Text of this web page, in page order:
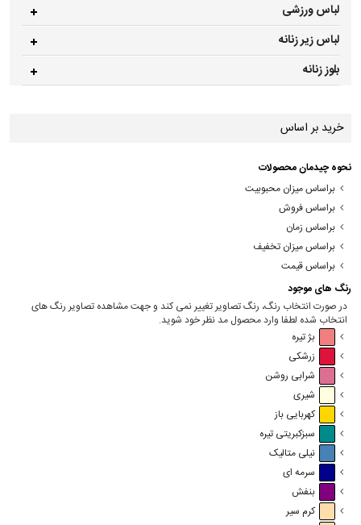
لباس ورزشی
لباس زیر زنانه
بلوز زنانه
خرید بر اساس
نحوه چیدمان محصولات
براساس میزان محبوبیت
براساس فروش
براساس زمان
براساس میزان تخفیف
براساس قیمت
رنگ های موجود
در صورت انتخاب رنگ، رنگ تصاویر تغییر نمی کند و جهت مشاهده تصاویر رنگ های
انتخاب شده لطفا وارد محصول مد نظر خود شوید.
بژ تیره
زرشکی
شرابی روشن
شیری
کهربایی باز
سبزکبریتی تیره
نیلی متالیک
سرمه ای
بنفش
کرم سیر